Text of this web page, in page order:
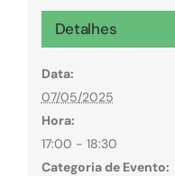
Detalhes
Data:
07/05/2025
Hora:
17:00 - 18:30
Categoria de Evento: